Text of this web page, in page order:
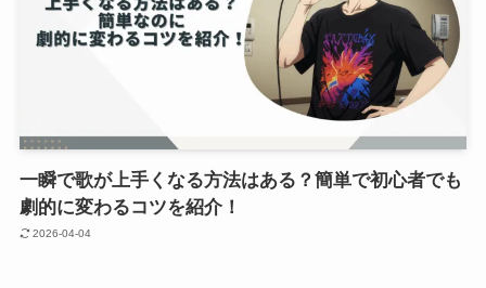
一瞬で歌が上手くなる方法はある？簡単で初心者でも
劇的に変わるコツを紹介！
2026-04-04